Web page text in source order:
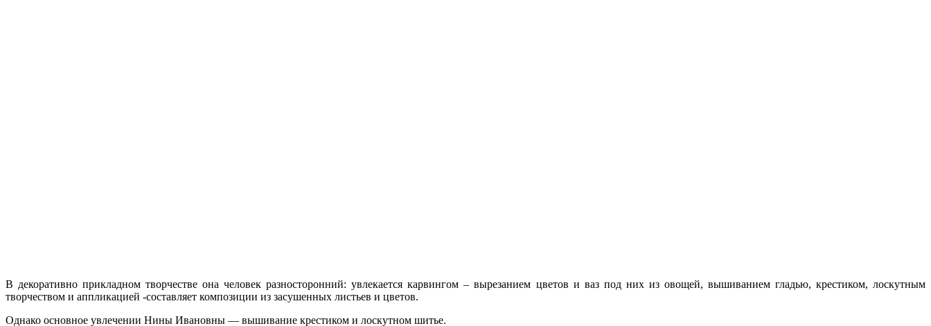
В декоративно прикладном творчестве она человек разносторонний: увлекается карвингом – вырезанием цветов и ваз под них из овощей, вышиванием гладью, крестиком, лоскутным
творчеством и аппликацией -составляет композиции из засушенных листьев и цветов.
Однако основное увлечении Нины Ивановны — вышивание крестиком и лоскутном шитье.